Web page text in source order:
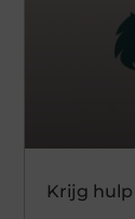
Krijg